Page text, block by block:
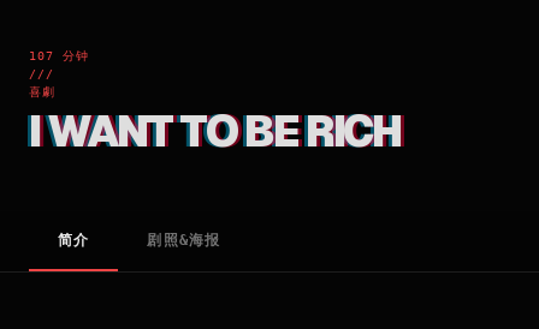
107 分钟
///
喜劇
I WANT TO BE RICH
简介 剧照&海报